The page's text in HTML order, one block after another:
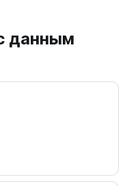
данным